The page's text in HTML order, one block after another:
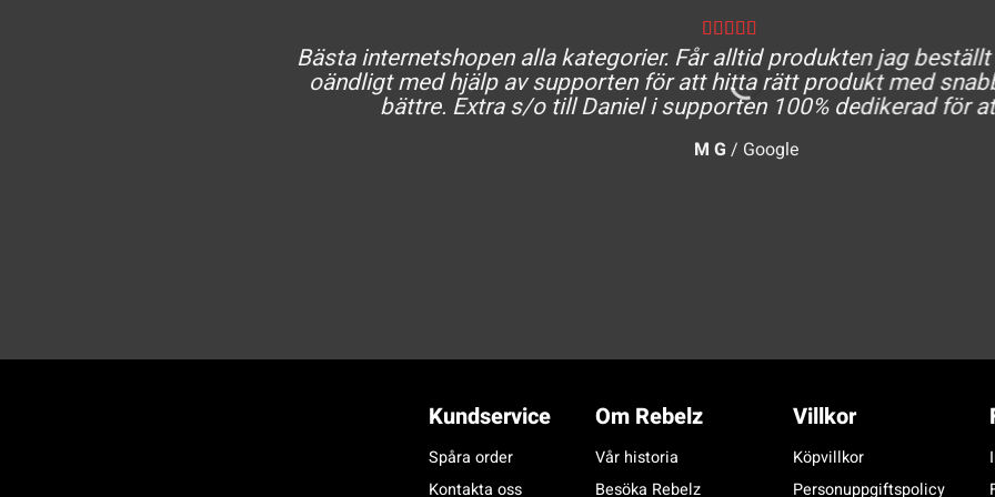
Bästa internetshopen alla kategorier. Får alltid produkten jag
oändligt med hjälp av supporten för att hitta rätt produkt med
bättre. Extra s/o till Daniel i supporten 100% dedikerad för
M G / Google
Kundservice
Spåra order
Kontakta oss
Om Rebelz
Vår historia
Besöka Rebelz
Villkor
Köpvillkor
Personuppgiftspolicy